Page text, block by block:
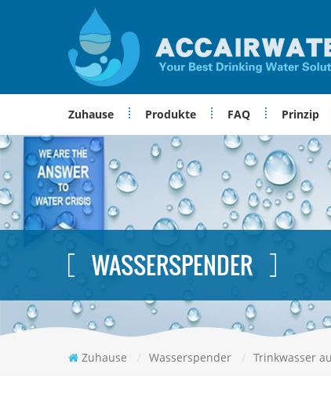
Zuhause Produkte FAQ Prinzip
WASSERSPENDER
Zuhause / Wasserspender / Trinkwasser